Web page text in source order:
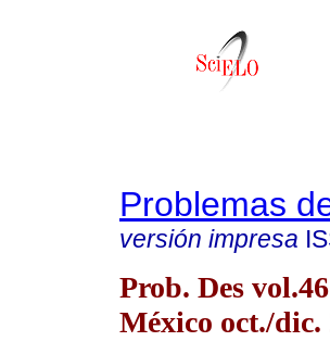
Problemas
versión impresa
Prob. Des
México oct./dic.